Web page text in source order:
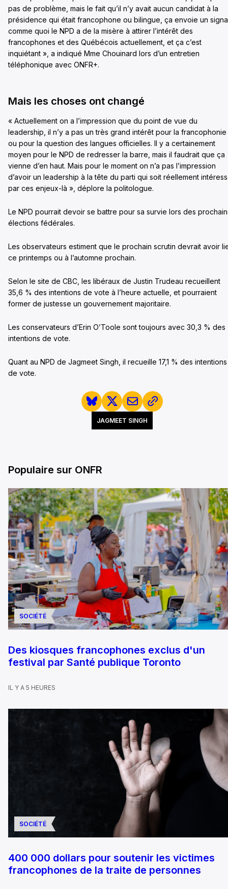
pas de problème, mais le fait qu’il n’y avait aucun candidat à la
présidence qui était francophone ou bilingue, ça envoie un
comme quoi le NPD a de la misère à attirer l’intérêt des
francophones et des Québécois actuellement, et ça c’est
inquiétant », a indiqué Mme Chouinard lors d’un entretien
téléphonique avec ONFR+.
Mais les choses ont changé
« Actuellement on a l’impression que du point de vue du
leadership, il n’y a pas un très grand intérêt pour la francophonie
ou pour la question des langues officielles. Il y a certainement
moyen pour le NPD de redresser la barre, mais il faudrait que ça
vienne d’en haut. Mais pour le moment on n’a pas l’impression
d’avoir un leadership à la tête du parti qui soit réellement
par ces enjeux-là », déplore la politologue.
Le NPD pourrait devoir se battre pour sa survie lors des
élections fédérales.
Les observateurs estiment que le prochain scrutin devrait avoir
ce printemps ou à l’automne prochain.
Selon le site de CBC, les libéraux de Justin Trudeau recueillent
35,6 % des intentions de vote à l’heure actuelle, et pourraient
former de justesse un gouvernement majoritaire.
Les conservateurs d’Erin O’Toole sont toujours avec 30,3 % des
intentions de vote.
Quant au NPD de Jagmeet Singh, il recueille 17,1 % des intentions
de vote.
JAGMEET SINGH
Populaire sur ONFR
SOCIÉTÉ
Des kiosques francophones exclus d'un
festival par Santé publique Toronto
IL Y A 5 HEURES
SOCIÉTÉ
400 000 dollars pour soutenir les victimes
francophones de la traite de personnes